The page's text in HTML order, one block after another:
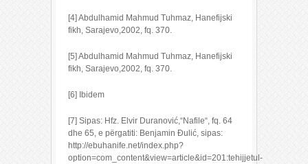
[4] Abdulhamid Mahmud Tuhmaz, Hanefijski
fikh, Sarajevo,2002, fq. 370.
[5] Abdulhamid Mahmud Tuhmaz, Hanefijski
fikh, Sarajevo,2002, fq. 370.
[6] Ibidem
[7] Sipas: Hfz. Elvir Duranović,“Nafile“, fq. 64
dhe 65, e përgatiti: Benjamin Đulić, sipas:
http://ebuhanife.net/index.php?
option=com_content&view=article&id=201:tehijjetul-